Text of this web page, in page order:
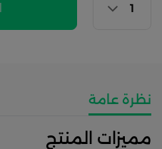
نظرة عامة
مميزات المنتج